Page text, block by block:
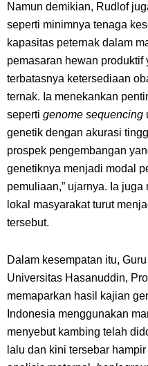
Namun demikian, Rudlof
seperti minimnya tenaga
kapasitas peternak dalam
pemasaran hewan produktif
terbatasnya ketersediaan
ternak. Ia menekankan
seperti genome sequencing
genetik dengan akurasi
prospek pengembangan
genetiknya menjadi modal
pemuliaan,” ujarnya. Ia
lokal masyarakat turut
tersebut.
Dalam kesempatan itu,
Universitas Hasanuddin,
memaparkan hasil kajian
Indonesia menggunakan
menyebut kambing telah
lalu dan kini tersebar